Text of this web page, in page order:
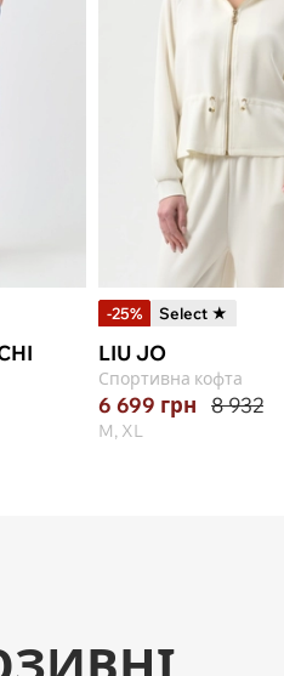
-25% Select ★
LIU JO
Спортивна кофта
6 699 грн 8 932
M, XL